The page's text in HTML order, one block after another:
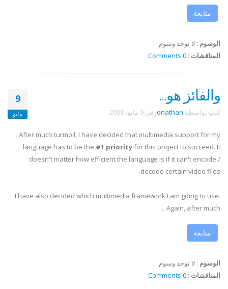
متابعة
الوسوم : لا توجد وسوم
المناقشات :
0 Comments
9
مايو
والفائز هو...
كتب بواسطة Jonathan في 9 مايو، 2008 .
After much turmoil, I have decided that multimedia support for my
language has to be the #1 priorityfor this project to succeed. It
doesn't matter how efficient the language is if it can't encode /
decode certain video files.
I have also decided which multimedia framework I am going to use.
Again, after much ...
متابعة
الوسوم : لا توجد وسوم
المناقشات :
0 Comments